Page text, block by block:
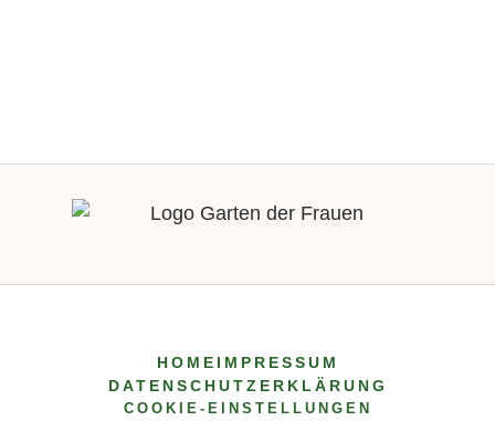
HOME IMPRESSUM
DATENSCHUTZERKLÄRUNG
COOKIE-EINSTELLUNGEN